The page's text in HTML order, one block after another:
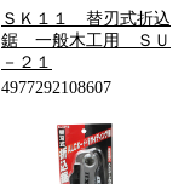
ＳＫ１１ 替刃式折込
鋸 一般木工用 ＳＵ
－２１
4977292108607